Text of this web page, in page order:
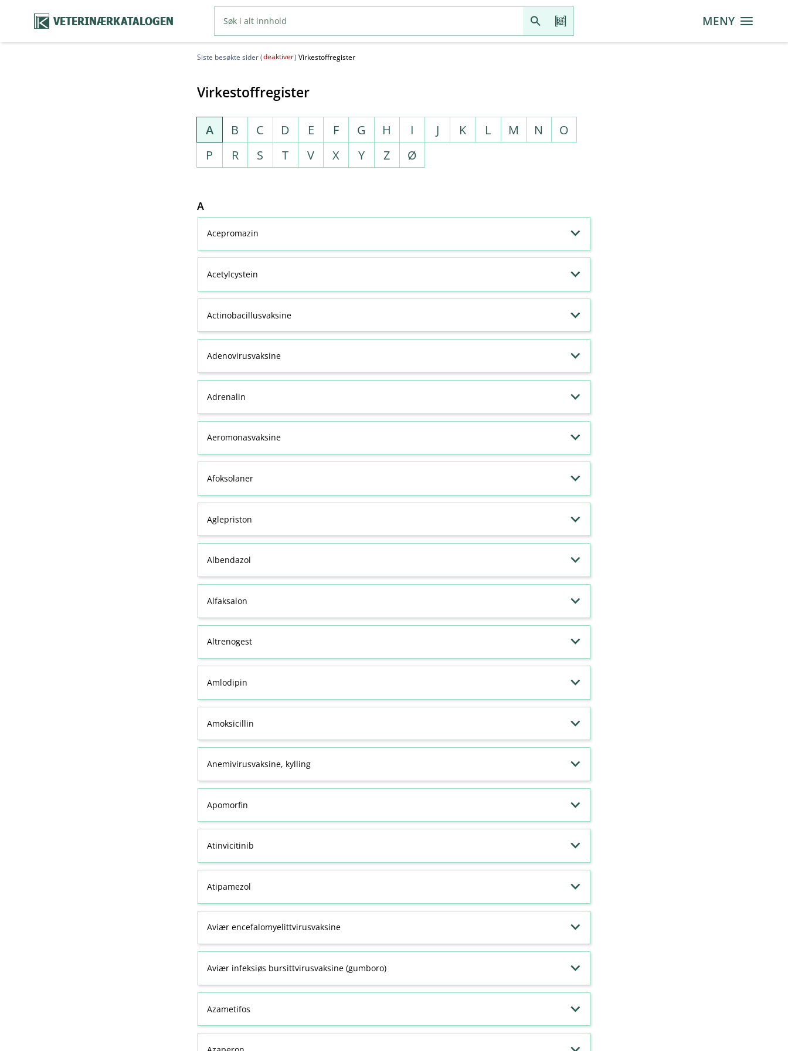
VETERINÆRKATALOGEN MENY
Siste besøkte sider (deaktiver) Virkestoffregister
Virkestoffregister
A B C D E F G H I J K L M N
O
P
R S T V X Y Z Ø
A
Acepromazin
Acetylcystein
Actinobacillusvaksine
Adenovirusvaksine
Adrenalin
Aeromonasvaksine
Afoksolaner
Aglepriston
Albendazol
Alfaksalon
Altrenogest
Amlodipin
Amoksicillin
Anemivirusvaksine, kylling
Apomorfin
Atinvicitinib
Atipamezol
Aviær encefalomyelittvirusvaksine
Aviær infeksiøs bursittvirusvaksine (gumboro)
Azametifos